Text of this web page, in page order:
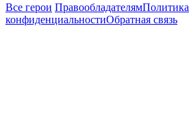
Все герои ПравообладателямПолитика
конфиденциальностиОбратная связь